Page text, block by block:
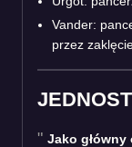
Vander:
przez
Jako